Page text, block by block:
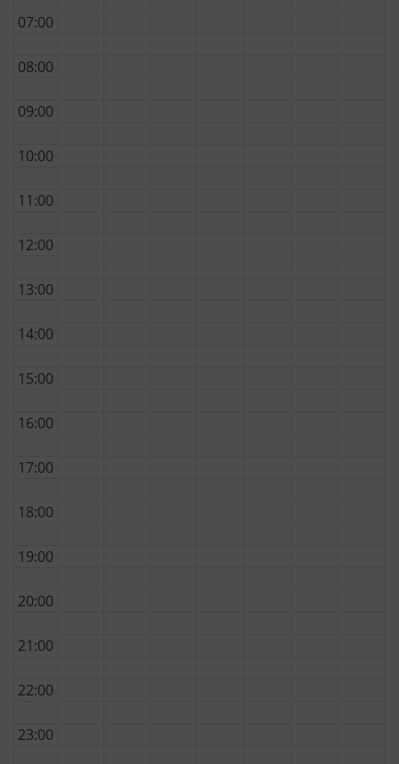
07:00
08:00
09:00
10:00
11:00
12:00
13:00
14:00
15:00
16:00
17:00
18:00
19:00
20:00
21:00
22:00
23:00